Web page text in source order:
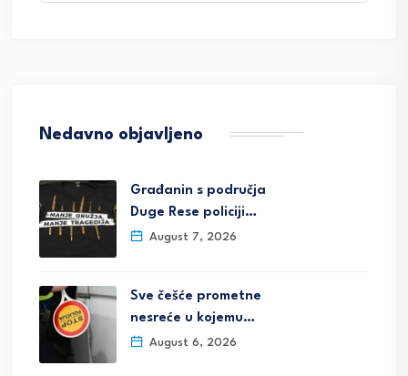
Nedavno objavljeno
Građanin s područja
Duge Rese policiji…
August 7, 2026
Sve češće prometne
nesreće u kojemu…
August 6, 2026